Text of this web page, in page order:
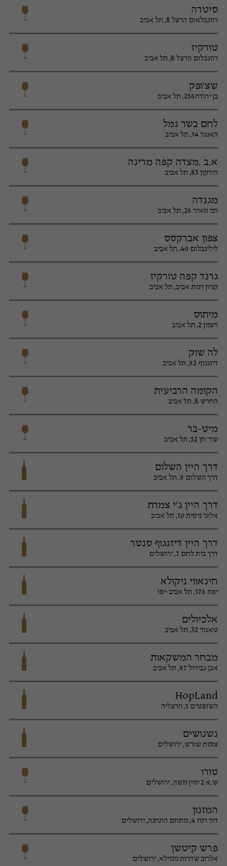
סיטרה
רוזנבלאום הרצל 8, תל אביב
טורקיז
רוזנבלום הרצל 8, תל אביב
שצ'ופק
בן יהודה256, תל אביב
לחם בשר נמל
האנגר 14, תל אביב
א.ב .מצדה קפה מרינה
הירקון 83, תל אביב
מגנדה
רבי מאיר 26, תל אביב
צפון אברקסס
לילינבלום 40, תל אביב
גרנד קפה טורקיז
קניון רמת אביב, תל אביב
מיתוס
ויצמן 2, תל אביב
לה שוק
דיזנגוף 92, תל אביב
הקומה הרביעית
החרש 8, תל אביב
מיט-בר
שד' חן 52, תל אביב
דרך היין השלום
דרך השלום 9, תל אביב
דרך היין ג'י צמרת
אלוני ניסית 10, תל אביב
דרך היין דיזנגוף סנטר
דרך בית לחם 7, ירושלים
חינאווי ניקולא
יפת 176, תל אביב-יפו
אלכיולים
טאגור 32, תל אביב
מבחר המשקאות
אבן גבירול 97, תל אביב
HopLand
השופטים 1, הרצליה
נשנושים
צומת שורש, ירושלים
טורו
ש.א 2 ימין משה, ירושלים
המזנון
דוד רמז 4, מתחם התחנה, ירושלים
פרש קיטשן
אלרוב שדרות ממילא, ירושלים